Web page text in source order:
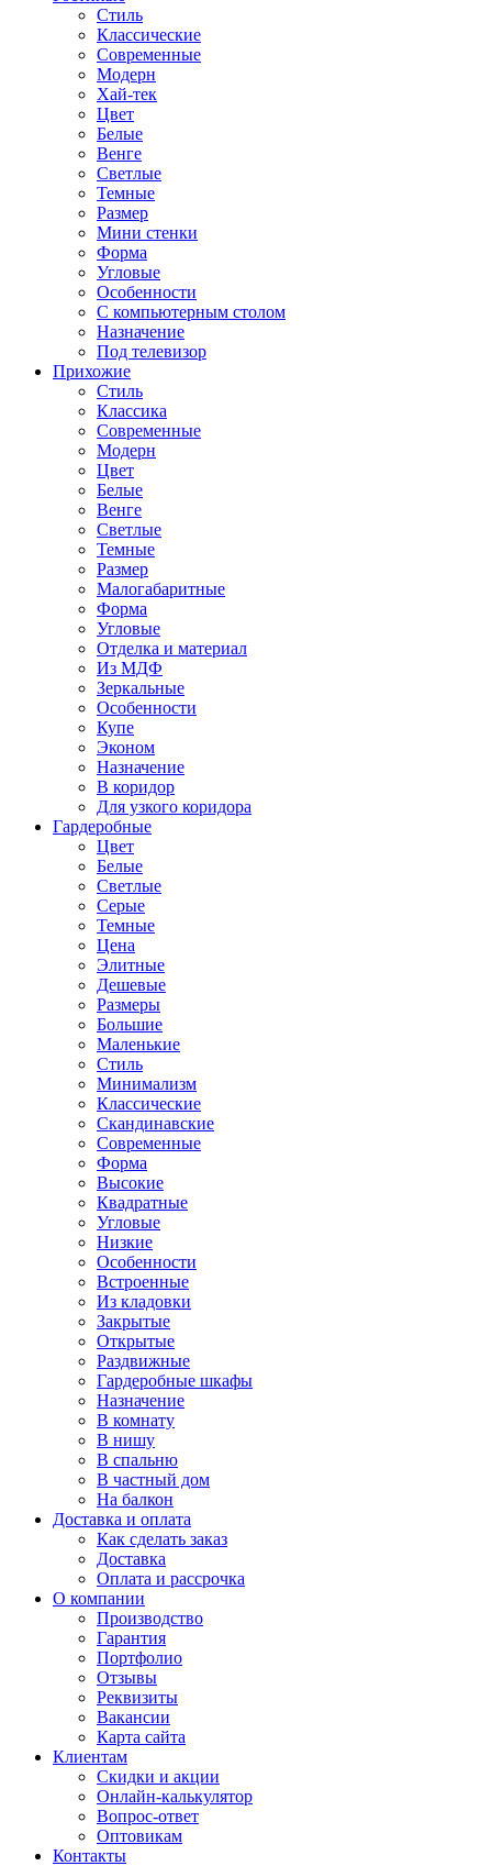
Стиль
Классические
Современные
Модерн
Хай-тек
Цвет
Белые
Венге
Светлые
Темные
Размер
Мини стенки
Форма
Угловые
Особенности
С компьютерным столом
Назначение
Под телевизор
Прихожие
Стиль
Классика
Современные
Модерн
Цвет
Белые
Венге
Светлые
Темные
Размер
Малогабаритные
Форма
Угловые
Отделка и материал
Из МДФ
Зеркальные
Особенности
Купе
Эконом
Назначение
В коридор
Для узкого коридора
Гардеробные
Цвет
Белые
Светлые
Серые
Темные
Цена
Элитные
Дешевые
Размеры
Большие
Маленькие
Стиль
Минимализм
Классические
Скандинавские
Современные
Форма
Высокие
Квадратные
Угловые
Низкие
Особенности
Встроенные
Из кладовки
Закрытые
Открытые
Раздвижные
Гардеробные шкафы
Назначение
В комнату
В нишу
В спальню
В частный дом
На балкон
Доставка и оплата
Как сделать заказ
Доставка
Оплата и рассрочка
О компании
Производство
Гарантия
Портфолио
Отзывы
Реквизиты
Вакансии
Карта сайта
Клиентам
Скидки и акции
Онлайн-калькулятор
Вопрос-ответ
Оптовикам
Контакты